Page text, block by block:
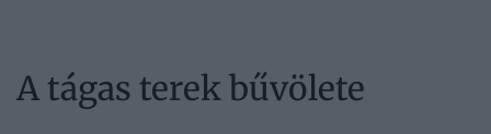
A tágas terek bűvölete